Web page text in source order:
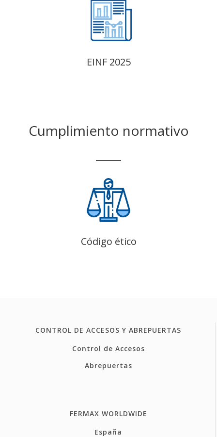
EINF 2025
Cumplimiento normativo
Código ético
CONTROL DE ACCESOS Y ABREPUERTAS
Control de Accesos
Abrepuertas
FERMAX WORLDWIDE
España